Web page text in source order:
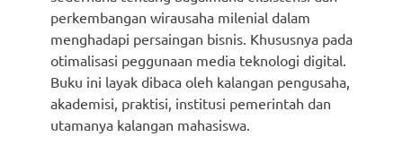
perkembangan wirausaha milenial dalam
menghadapi persaingan bisnis. Khususnya pada
otimalisasi peggunaan media teknologi digital.
Buku ini layak dibaca oleh kalangan pengusaha,
akademisi, praktisi, institusi pemerintah dan
utamanya kalangan mahasiswa.